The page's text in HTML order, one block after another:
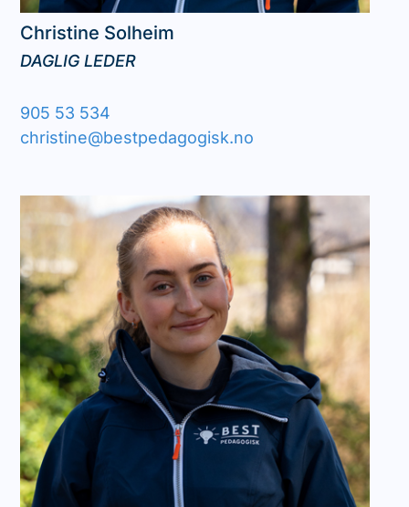
Christine Solheim
DAGLIG LEDER
905 53 534
christine@bestpedagogisk.no